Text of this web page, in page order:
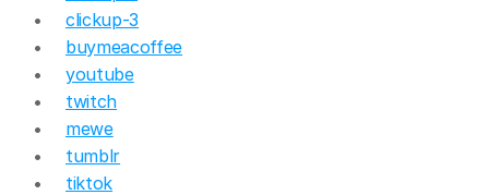
clickup-3
buymeacoffee
youtube
twitch
mewe
tumblr
tiktok